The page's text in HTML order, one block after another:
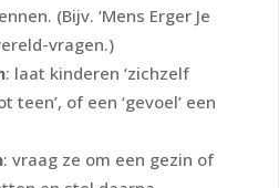
(Bijv. ‘Mens Erger Je
vragen.)
: laat kinderen ‘zichzelf
of een ‘gevoel’ een
: vraag ze om een gezin of